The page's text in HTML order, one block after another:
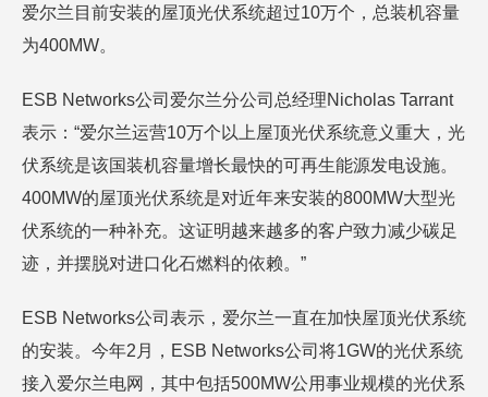
爱尔兰目前安装的屋顶光伏系统超过10万个，总装机容量
为400MW。
ESB Networks公司爱尔兰分公司总经理Nicholas Tarrant
表示：“爱尔兰运营10万个以上屋顶光伏系统意义重大，光
伏系统是该国装机容量增长最快的可再生能源发电设施。
400MW的屋顶光伏系统是对近年来安装的800MW大型光
伏系统的一种补充。这证明越来越多的客户致力减少碳足
迹，并摆脱对进口化石燃料的依赖。”
ESB Networks公司表示，爱尔兰一直在加快屋顶光伏系统
的安装。今年2月，ESB Networks公司将1GW的光伏系统
接入爱尔兰电网，其中包括500MW公用事业规模的光伏系